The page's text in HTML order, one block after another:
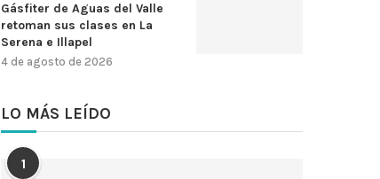
Gásfiter de Aguas del Valle
retoman sus clases en La
Serena e Illapel
4 de agosto de 2026
LO MÁS LEÍDO
1